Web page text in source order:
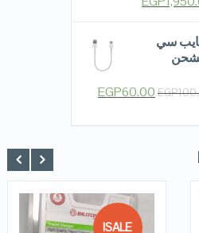
تايب سي
EGP
EGP60.00
SALE!